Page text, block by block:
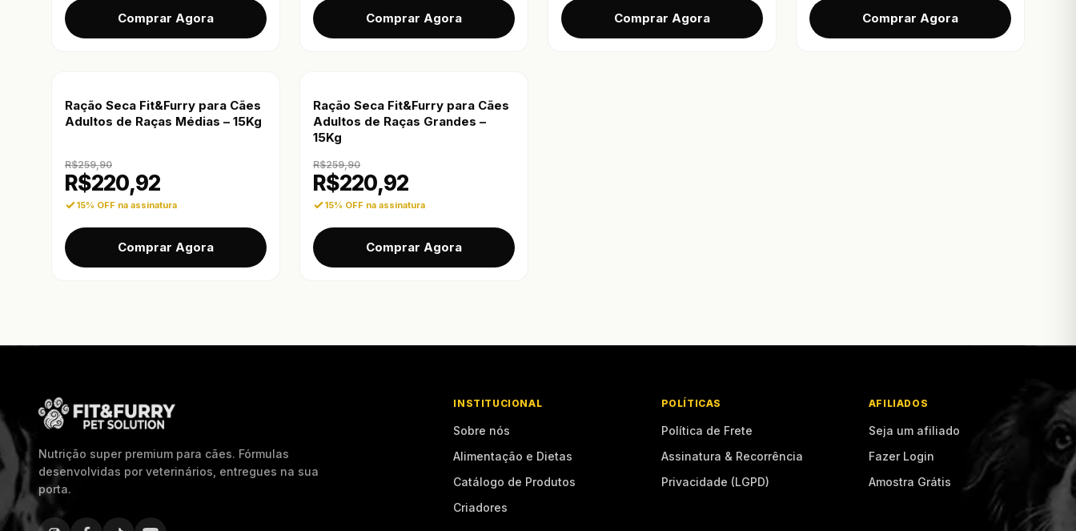
Comprar Agora Comprar Agora Comprar Agora Comprar Agora
Ração Seca Fit&Furry para Cães
Adultos de Raças Médias – 15Kg
R$259,90
R$220,92
15% OFF na assinatura
Comprar Agora
Ração Seca Fit&Furry para Cães
Adultos de Raças Grandes –
15Kg
R$259,90
R$220,92
15% OFF na assinatura
Comprar Agora
Nutrição super premium para cães. Fórmulas
desenvolvidas por veterinários, entregues na sua
porta.
INSTITUCIONAL
Sobre nós
Alimentação e Dietas
Catálogo de Produtos
Criadores
POLÍTICAS
Política de Frete
Assinatura & Recorrência
Privacidade (LGPD)
AFILIADOS
Seja um afiliado
Fazer Login
Amostra Grátis